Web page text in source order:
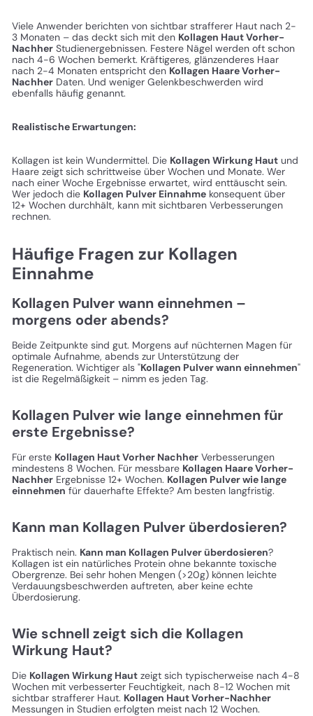
Viele Anwender berichten von sichtbar strafferer Haut nach 2-
3 Monaten – das deckt sich mit den Kollagen Haut Vorher-
Nachher Studienergebnissen. Festere Nägel werden oft schon
nach 4-6 Wochen bemerkt. Kräftigeres, glänzenderes Haar
nach 2-4 Monaten entspricht den Kollagen Haare Vorher-
Nachher Daten. Und weniger Gelenkbeschwerden wird
ebenfalls häufig genannt.
Realistische Erwartungen:
Kollagen ist kein Wundermittel. Die Kollagen Wirkung Haut und
Haare zeigt sich schrittweise über Wochen und Monate. Wer
nach einer Woche Ergebnisse erwartet, wird enttäuscht sein.
Wer jedoch die Kollagen Pulver Einnahme konsequent über
12+ Wochen durchhält, kann mit sichtbaren Verbesserungen
rechnen.
Häufige Fragen zur Kollagen
Einnahme
Kollagen Pulver wann einnehmen –
morgens oder abends?
Beide Zeitpunkte sind gut. Morgens auf nüchternen Magen für
optimale Aufnahme, abends zur Unterstützung der
Regeneration. Wichtiger als "Kollagen Pulver wann einnehmen"
ist die Regelmäßigkeit – nimm es jeden Tag.
Kollagen Pulver wie lange einnehmen für
erste Ergebnisse?
Für erste Kollagen Haut Vorher Nachher Verbesserungen
mindestens 8 Wochen. Für messbare Kollagen Haare Vorher-
Nachher Ergebnisse 12+ Wochen. Kollagen Pulver wie lange
einnehmen für dauerhafte Effekte? Am besten langfristig.
Kann man Kollagen Pulver überdosieren?
Praktisch nein. Kann man Kollagen Pulver überdosieren?
Kollagen ist ein natürliches Protein ohne bekannte toxische
Obergrenze. Bei sehr hohen Mengen (>20g) können leichte
Verdauungsbeschwerden auftreten, aber keine echte
Überdosierung.
Wie schnell zeigt sich die Kollagen
Wirkung Haut?
Die Kollagen Wirkung Haut zeigt sich typischerweise nach 4-8
Wochen mit verbesserter Feuchtigkeit, nach 8-12 Wochen mit
sichtbar strafferer Haut. Kollagen Haut Vorher-Nachher
Messungen in Studien erfolgten meist nach 12 Wochen.